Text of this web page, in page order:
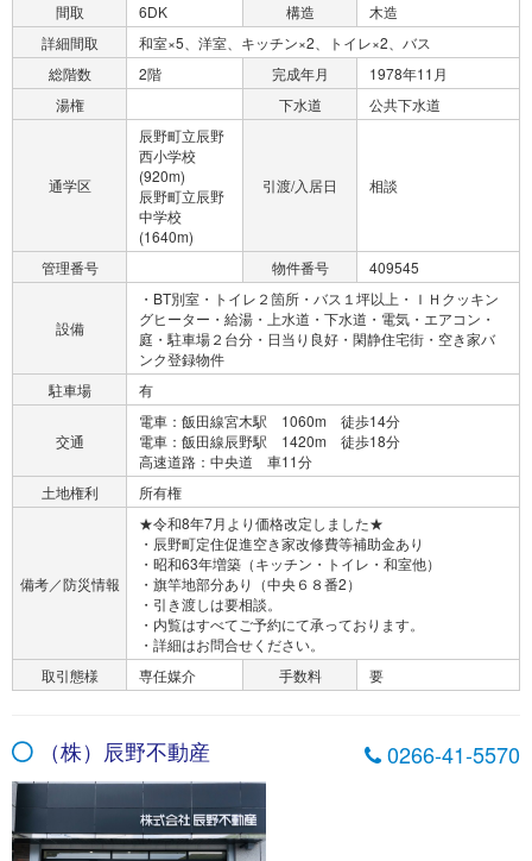
間取 6DK 構造
木造
詳細間取
和室×5、洋室、キッチン×2、トイレ×2、バス
総階数
2階 完成年月
1978年11月
湯権
下水道 公共下水道
通学区
辰野町立辰野
西小学校
(920m)
辰野町立辰野
中学校
(1640m)
引渡/入居日 相談
管理番号 物件番号 409545
設備
・BT別室・トイレ２箇所・バス１坪以上・ＩＨクッキン
グヒーター・給湯・上水道・下水道・電気・エアコン・
庭・駐車場２台分・日当り良好・閑静住宅街・空き家バ
ンク登録物件
駐車場
有
交通
電車：飯田線宮木駅 1060m 徒歩14分
電車：飯田線辰野駅 1420m 徒歩18分
高速道路：中央道 車11分
土地権利
所有権
備考／防災情報
★令和8年7月より価格改定しました★
・辰野町定住促進空き家改修費等補助金あり
・昭和63年増築（キッチン・トイレ・和室他）
・旗竿地部分あり（中央６８番2）
・引き渡しは要相談。
・内覧はすべてご予約にて承っております。
・詳細はお問合せください。
取引態様
専任媒介 手数料 要
（株）辰野不動産 0266-41-5570